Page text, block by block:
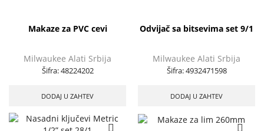
Makaze za PVC cevi
Milwaukee Alati Srbija
Šifra:48224202
DODAJ U ZAHTEV
Odvijač sa bitsevima set 9/1
Milwaukee Alati Srbija
Šifra:4932471598
DODAJ U ZAHTEV